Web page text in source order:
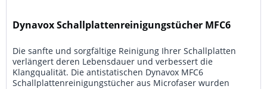
Dynavox Schallplattenreinigungstücher MFC6
Die sanfte und sorgfältige Reinigung Ihrer Schallplatten
verlängert deren Lebensdauer und verbessert die
Klangqualität. Die antistatischen Dynavox MFC6
Schallplattenreinigungstücher aus Microfaser wurden